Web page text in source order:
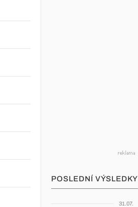
POSLEDNÍ VÝSLEDKY
31.07.